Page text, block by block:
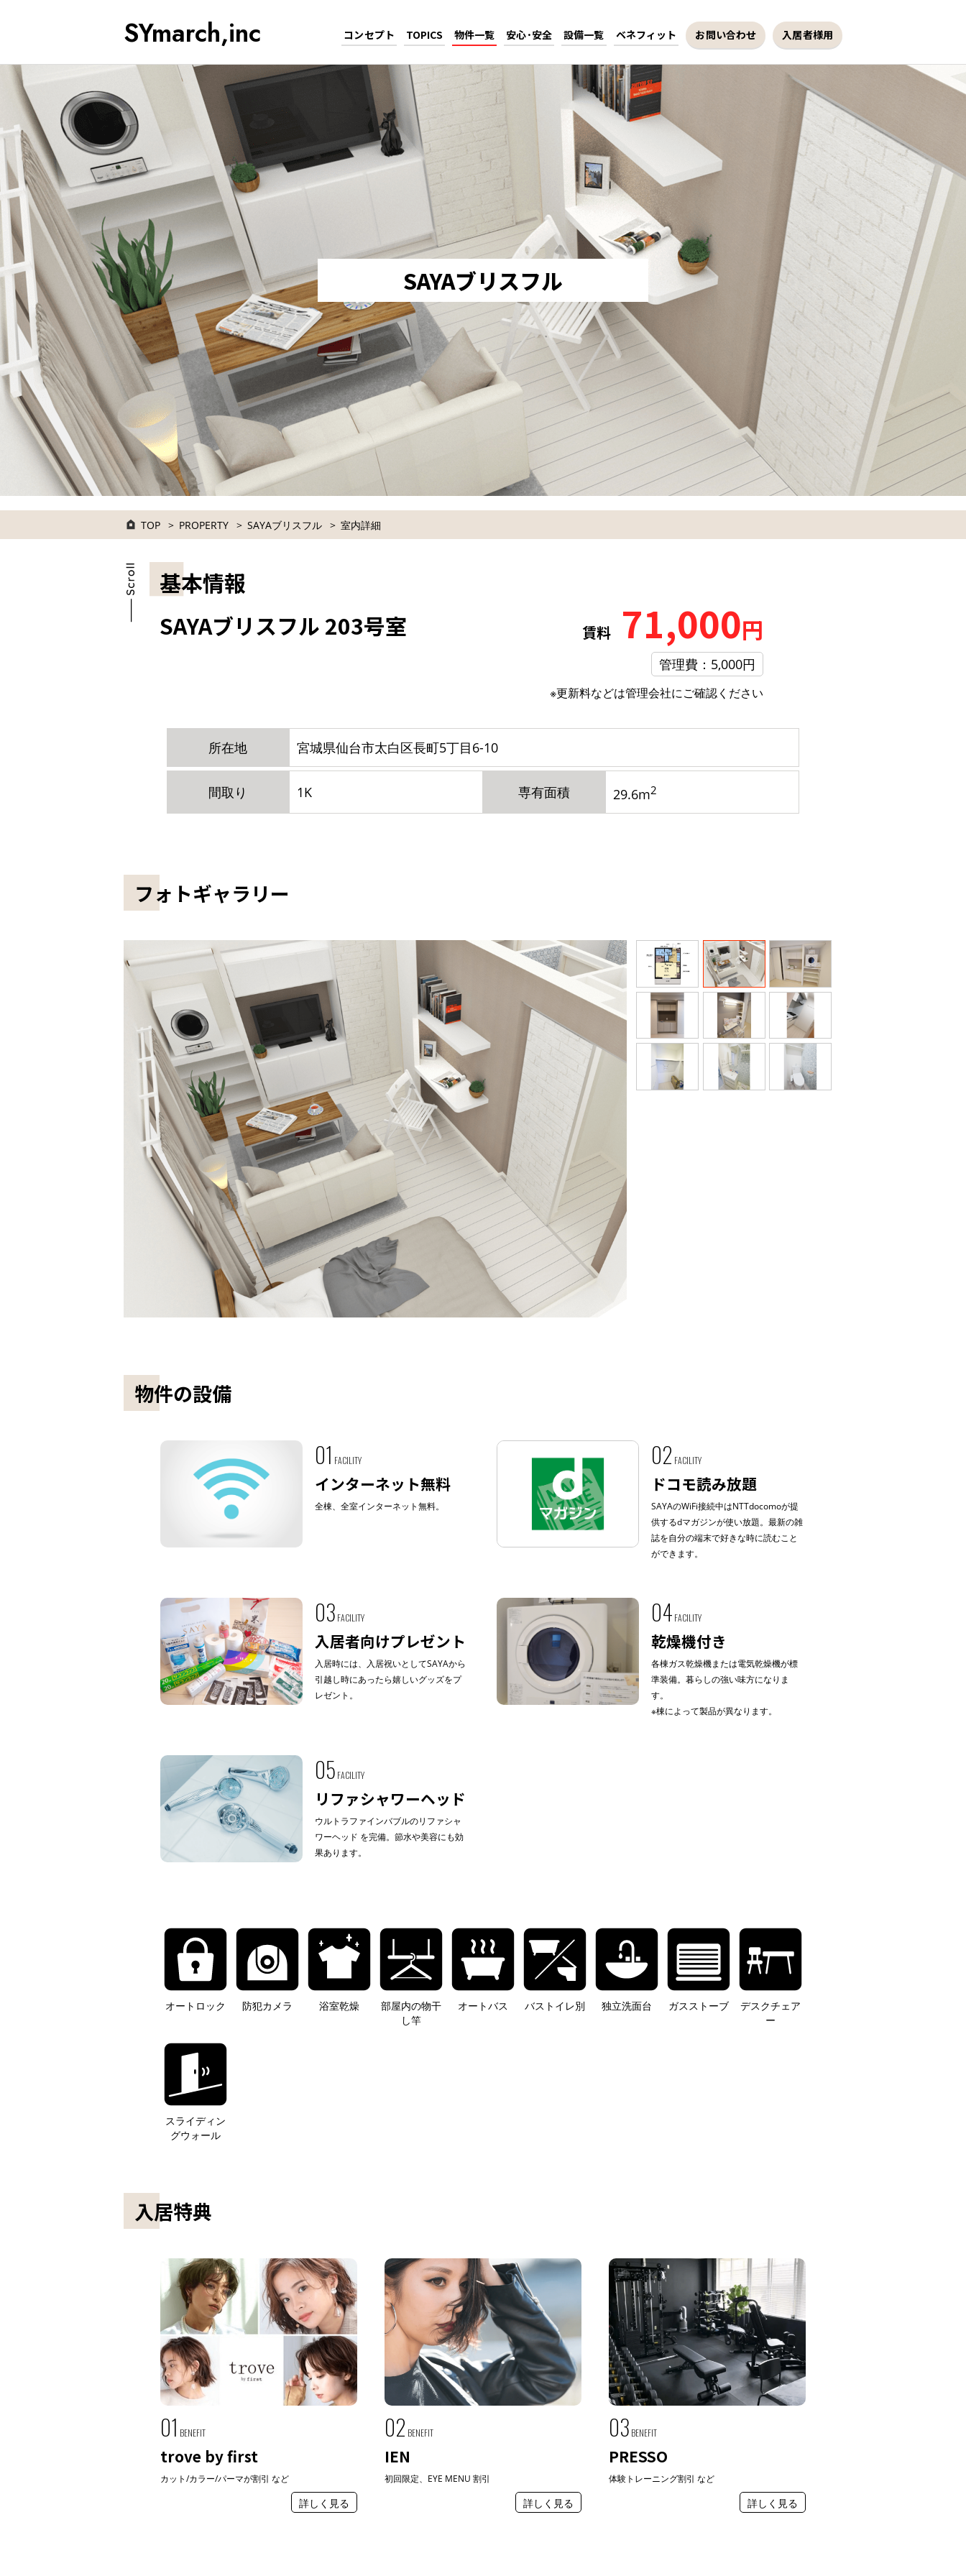
SYmarch,inc コンセプト TOPICS 物件一覧 安心･安全 設備一覧 ベネフィット お問い合わせ 入居者様用
SAYAブリスフル
TOP PROPERTY SAYAブリスフル 室内詳細
基本情報
SAYAブリスフル 203号室
賃料 71,000円
管理費：5,000円
※更新料などは管理会社にご確認ください
所在地 宮城県仙台市太白区長町5丁目6-10
間取り 1K 専有面積 29.6m2
フォトギャラリー
物件の設備
01 FACILITY
インターネット無料
全棟、全室インターネット無料。
02 FACILITY
ドコモ読み放題
SAYAのWiFi接続中はNTTdocomoが提
供するdマガジンが使い放題。最新の雑
誌を自分の端末で好きな時に読むこと
ができます。
03 FACILITY
入居者向けプレゼント
入居時には、入居祝いとしてSAYAから
引越し時にあったら嬉しいグッズをプ
レゼント。
04 FACILITY
乾燥機付き
各棟ガス乾燥機または電気乾燥機が標
準装備。暮らしの強い味方になりま
す。
※棟によって製品が異なります。
05 FACILITY
リファシャワーヘッド
ウルトラファインバブルのリファシャ
ワーヘッド を完備。節水や美容にも効
果あります。
オートロック 防犯カメラ 浴室乾燥
部屋内の物干
し竿
オートバス バストイレ別 独立洗面台 ガスストーブ
デスクチェア
ー
スライディン
グウォール
入居特典
01 BENEFIT
trove by first
カット/カラー/パーマが割引 など
詳しく見る
02 BENEFIT
IEN
初回限定、EYE MENU 割引
詳しく見る
03 BENEFIT
PRESSO
体験トレーニング割引 など
詳しく見る